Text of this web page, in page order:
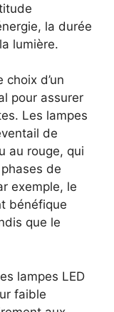
la durée
lumière.
choix d’un
pour assurer
Les lampes
de
au rouge, qui
de
exemple, le
bénéfique
que le
lampes LED
faible